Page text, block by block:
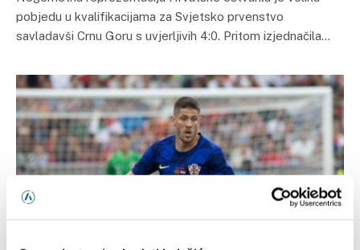
pobjedu u kvalifikacijama za Svjetsko prvenstvo
savladavši Crnu Goru s uvjerljivih 4:0. Pritom izjednačila…